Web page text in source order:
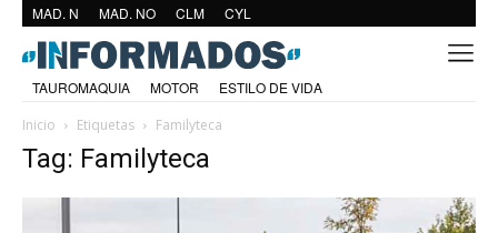
MAD. N MAD. NO CLM CYL
TAUROMAQUIA MOTOR
ESTILO DE VIDA
Inicio
Etiquetas Familyteca
Tag: Familyteca